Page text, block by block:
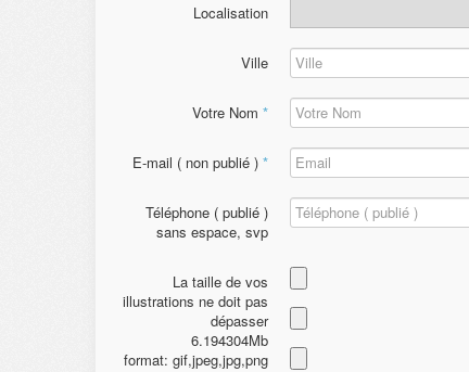
Localisation
Ville
Votre Nom *
E-mail ( non publié ) *
Téléphone ( publié )
sans espace, svp
La taille de vos
illustrations ne doit pas
dépasser
6.194304Mb
format: gif,jpeg,jpg,png